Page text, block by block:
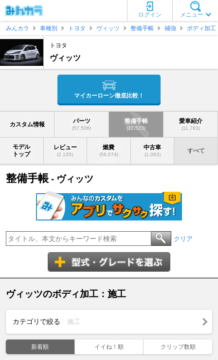
メニュー
ログイン
みんカラ
車種別 トヨタ ヴィッツ 整備手帳 補強 ボディ加工
トヨタ
ヴィッツ
マイカーローン徹底比較！
カスタム情報 パーツ
(57,506)
整備手帳
(27,523)
愛車紹介
(11,783)
モデル
トップ
レビュー
(2,135)
燃費
(56,074)
中古車
(1,093)
すべて
整備手帳 - ヴィッツ
クリア
ヴィッツのボディ加工：施工
カテゴリで絞る 施工
新着順 イイね！順 クリップ数順